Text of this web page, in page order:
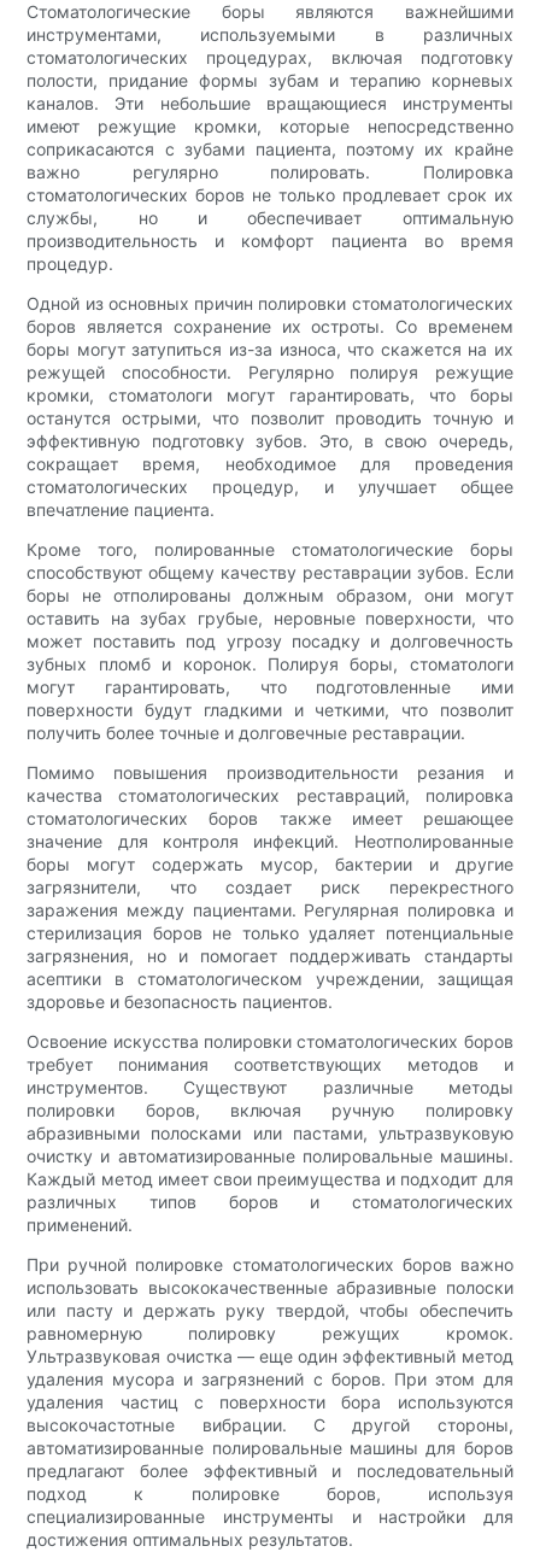
Стоматологические боры являются важнейшими
инструментами, используемыми в различных
стоматологических процедурах, включая подготовку
полости, придание формы зубам и терапию корневых
каналов. Эти небольшие вращающиеся инструменты
имеют режущие кромки, которые непосредственно
соприкасаются с зубами пациента, поэтому их крайне
важно регулярно полировать. Полировка
стоматологических боров не только продлевает срок их
службы, но и обеспечивает оптимальную
производительность и комфорт пациента во время
процедур.
Одной из основных причин полировки стоматологических
боров является сохранение их остроты. Со временем
боры могут затупиться из-за износа, что скажется на их
режущей способности. Регулярно полируя режущие
кромки, стоматологи могут гарантировать, что боры
останутся острыми, что позволит проводить точную и
эффективную подготовку зубов. Это, в свою очередь,
сокращает время, необходимое для проведения
стоматологических процедур, и улучшает общее
впечатление пациента.
Кроме того, полированные стоматологические боры
способствуют общему качеству реставрации зубов. Если
боры не отполированы должным образом, они могут
оставить на зубах грубые, неровные поверхности, что
может поставить под угрозу посадку и долговечность
зубных пломб и коронок. Полируя боры, стоматологи
могут гарантировать, что подготовленные ими
поверхности будут гладкими и четкими, что позволит
получить более точные и долговечные реставрации.
Помимо повышения производительности резания и
качества стоматологических реставраций, полировка
стоматологических боров также имеет решающее
значение для контроля инфекций. Неотполированные
боры могут содержать мусор, бактерии и другие
загрязнители, что создает риск перекрестного
заражения между пациентами. Регулярная полировка и
стерилизация боров не только удаляет потенциальные
загрязнения, но и помогает поддерживать стандарты
асептики в стоматологическом учреждении, защищая
здоровье и безопасность пациентов.
Освоение искусства полировки стоматологических боров
требует понимания соответствующих методов и
инструментов. Существуют различные методы
полировки боров, включая ручную полировку
абразивными полосками или пастами, ультразвуковую
очистку и автоматизированные полировальные машины.
Каждый метод имеет свои преимущества и подходит для
различных типов боров и стоматологических
применений.
При ручной полировке стоматологических боров важно
использовать высококачественные абразивные полоски
или пасту и держать руку твердой, чтобы обеспечить
равномерную полировку режущих кромок.
Ультразвуковая очистка — еще один эффективный метод
удаления мусора и загрязнений с боров. При этом для
удаления частиц с поверхности бора используются
высокочастотные вибрации. С другой стороны,
автоматизированные полировальные машины для боров
предлагают более эффективный и последовательный
подход к полировке боров, используя
специализированные инструменты и настройки для
достижения оптимальных результатов.